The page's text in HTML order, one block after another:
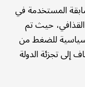
المستخدمة في
القذافي، حيث تم
للضغط من
إلى تجزئة الدولة